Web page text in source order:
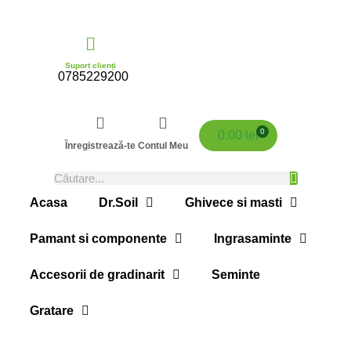
Suport clienți
0785229200
Înregistrează-te Contul Meu
0.00 lei 0
Acasa Dr.Soil Ghivece si masti
Pamant si componente Ingrasaminte
Accesorii de gradinarit Seminte
Gratare